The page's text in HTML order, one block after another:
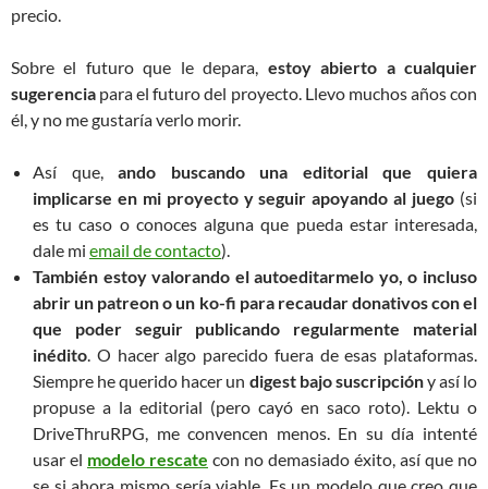
precio.
Sobre el futuro que le depara, estoy abierto a cualquier
sugerencia para el futuro del proyecto. Llevo muchos años con
él, y no me gustaría verlo morir.
Así que,ando buscando una editorial que quiera
implicarse en mi proyecto y seguir apoyando al juego (si
es tu caso o conoces alguna que pueda estar interesada,
dale mi email de contacto).
También estoy valorando el autoeditarmelo yo, o incluso
abrir un patreon o un ko-fi para recaudar donativos con el
que poder seguir publicando regularmente material
inédito. O hacer algo parecido fuera de esas plataformas.
Siempre he querido hacer un digest bajo suscripcióny así lo
propuse a la editorial (pero cayó en saco roto). Lektu o
DriveThruRPG, me convencen menos. En su día intenté
usar el modelo rescate con no demasiado éxito, así que no